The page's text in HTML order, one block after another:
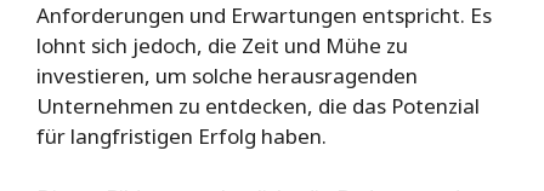
Anforderungen und Erwartungen entspricht. Es
lohnt sich jedoch, die Zeit und Mühe zu
investieren, um solche herausragenden
Unternehmen zu entdecken, die das Potenzial
für langfristigen Erfolg haben.